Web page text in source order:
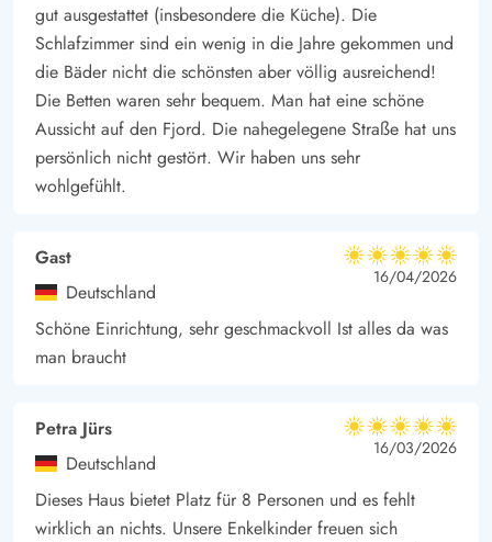
gut ausgestattet (insbesondere die Küche). Die
Schlafzimmer sind ein wenig in die Jahre gekommen und
die Bäder nicht die schönsten aber völlig ausreichend!
Die Betten waren sehr bequem. Man hat eine schöne
Aussicht auf den Fjord. Die nahegelegene Straße hat uns
persönlich nicht gestört. Wir haben uns sehr
wohlgefühlt.
Gast
Deutschland
5 von 5
5 von 5
5 out of 5
16/04/2026
Schöne Einrichtung, sehr geschmackvoll Ist alles da was
man braucht
Petra Jürs
Deutschland
5 von 5
5 von 5
5 out of 5
16/03/2026
Dieses Haus bietet Platz für 8 Personen und es fehlt
wirklich an nichts. Unsere Enkelkinder freuen sich